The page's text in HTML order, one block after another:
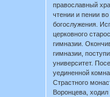
православный
чтении и пении
богослужения.
церковного
гимназии.
гимназии,
университет.
уединенной
Страстного
Воронцева,